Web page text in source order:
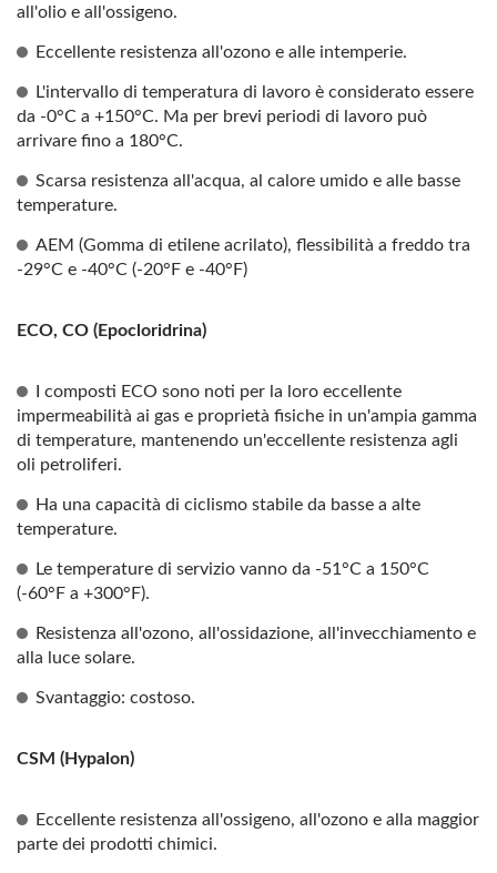
all'olio e all'ossigeno.
Eccellente resistenza all'ozono e alle intemperie.
L'intervallo di temperatura di lavoro è considerato essere
da -0°C a +150°C. Ma per brevi periodi di lavoro può
arrivare fino a 180°C.
Scarsa resistenza all'acqua, al calore umido e alle basse
temperature.
AEM (Gomma di etilene acrilato), flessibilità a freddo tra
-29°C e -40°C (-20°F e -40°F)
ECO, CO (Epocloridrina)
I composti ECO sono noti per la loro eccellente
impermeabilità ai gas e proprietà fisiche in un'ampia gamma
di temperature, mantenendo un'eccellente resistenza agli
oli petroliferi.
Ha una capacità di ciclismo stabile da basse a alte
temperature.
Le temperature di servizio vanno da -51°C a 150°C
(-60°F a +300°F).
Resistenza all'ozono, all'ossidazione, all'invecchiamento e
alla luce solare.
Svantaggio: costoso.
CSM (Hypalon)
Eccellente resistenza all'ossigeno, all'ozono e alla maggior
parte dei prodotti chimici.